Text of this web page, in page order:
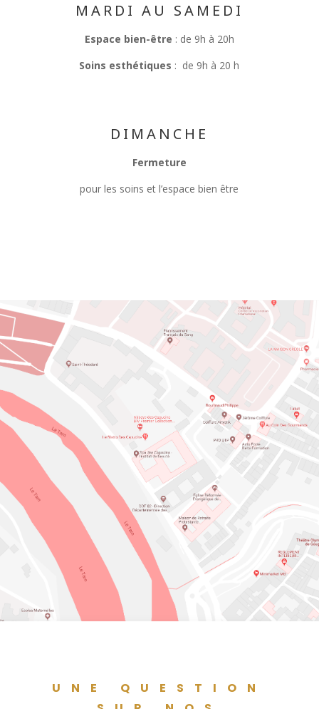
MARDI AU SAMEDI
Espace bien-être : de 9h à 20h
Soins esthétiques : de 9h à 20 h
DIMANCHE
Fermeture
pour les soins et l’espace bien être
UNE QUESTION